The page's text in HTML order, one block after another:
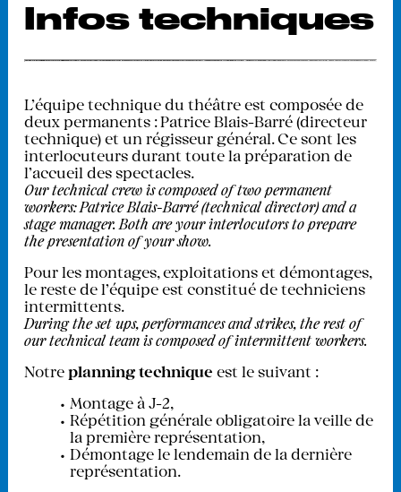
Infos techniques
L'équipe technique du théâtre est composée de
deux permanents : Patrice Blais-Barré (directeur
technique) et un régisseur général. Ce sont les
interlocuteurs durant toute la préparation de
l’accueil des spectacles.
Our technical crew is composed of two permanent
workers: Patrice Blais-Barré (technical director) and a
stage manager. Both are your interlocutors to prepare
the presentation of your show.
Pour les montages, exploitations et démontages,
le reste de l’équipe est constitué de techniciens
intermittents.
During the set ups, performances and strikes, the rest of
our technical team is composed of intermittent workers.
Notre planning technique est le suivant :
Montage à J-2,
Répétition générale obligatoire la veille de
la première représentation,
Démontage le lendemain de la dernière
représentation.